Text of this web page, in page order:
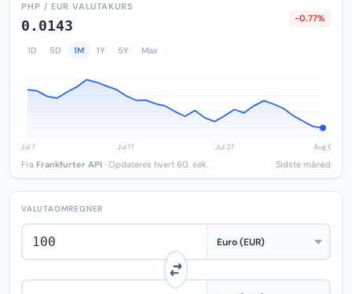
PHP / EUR VALUTAKURS
0.0143 -0.77%
1D 5D 1M 1Y 5Y Max
Fra Frankfurter API · Opdateres hvert 60. sek. Sidste måned
VALUTAOMREGNER